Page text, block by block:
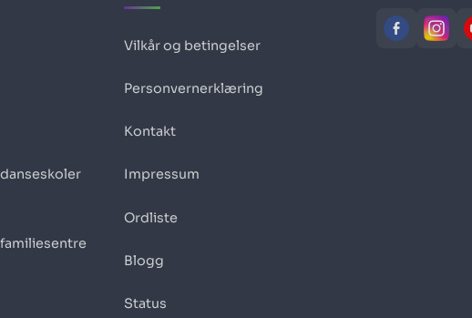
Vilkår og betingelser
Personvernerklæring
Kontakt
Impressum
Ordliste
Blogg
Status